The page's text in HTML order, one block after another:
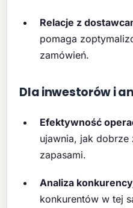
Relacje z
pomaga
zamówień.
Dla inwestorów i
Efektywność
ujawnia, jak
zapasami.
Analiza
konkurentów w tej